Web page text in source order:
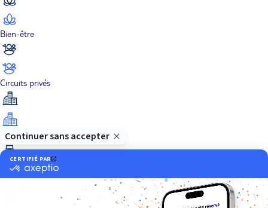
Bien-être
Circuits privés
City Trips